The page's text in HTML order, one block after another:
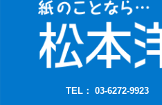
TEL： 03-6272-9923